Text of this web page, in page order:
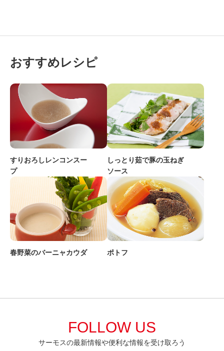
おすすめレシピ
すりおろしレンコンスー
プ
しっとり茹で豚の玉ねぎ
ソース
春野菜のバーニャカウダ ポトフ
FOLLOW US
サーモスの最新情報や便利な情報を受け取ろう